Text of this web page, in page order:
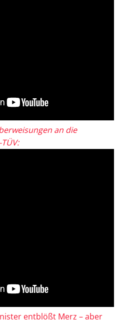
an die
entblößt Merz – aber